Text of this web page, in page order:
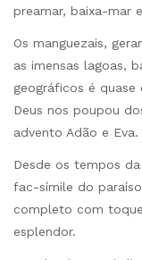
preamar, baixa-mar
Os manguezais,
as imensas lagoas,
geográficos é
Deus nos poupou
advento Adão e Eva.
Desde os tempos
fac-símile do
completo com
esplendor.